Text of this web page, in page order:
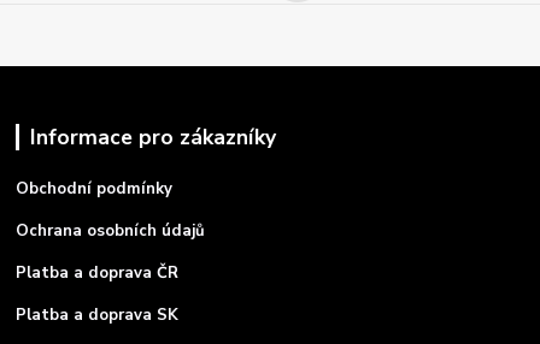
Informace pro zákazníky
Obchodní podmínky
Ochrana osobních údajů
Platba a doprava ČR
Platba a doprava SK